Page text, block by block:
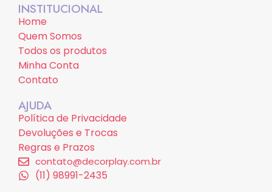
INSTITUCIONAL
Home
Quem Somos
Todos os produtos
Minha Conta
Contato
AJUDA
Política de Privacidade
Devoluções e Trocas
Regras e Prazos
contato@decorplay.com.br
(11) 98991-2435